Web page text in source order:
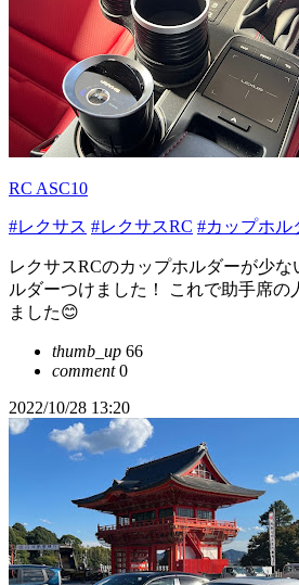
RC ASC10
#レクサス #レクサスRC #カップホル
レクサスRCのカップホルダーが少な
ルダーつけました！ これで助手席の
ました😊
thumb_up 66
comment0
2022/10/28 13:20